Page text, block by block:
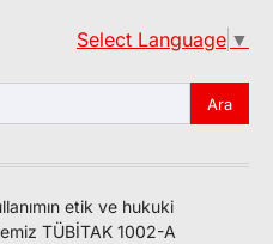
Select Language ▼
etik ve hukuki
TÜBİTAK 1002-A